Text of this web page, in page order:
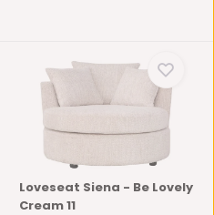
Loveseat Siena - Be Lovely
Cream 11